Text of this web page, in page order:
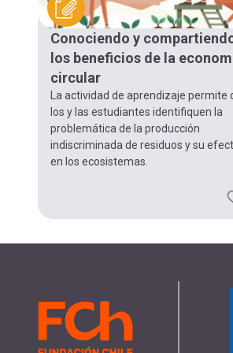
navegación
Conociendo y
los beneficios de la
circular
La actividad de aprendizaje permite
los y las estudiantes identifiquen la
problemática de la producción
indiscriminada de residuos y su
en los ecosistemas.